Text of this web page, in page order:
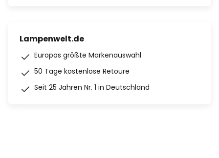
Lampenwelt.de
Europas größte Markenauswahl
50 Tage kostenlose Retoure
Seit 25 Jahren Nr. 1 in Deutschland